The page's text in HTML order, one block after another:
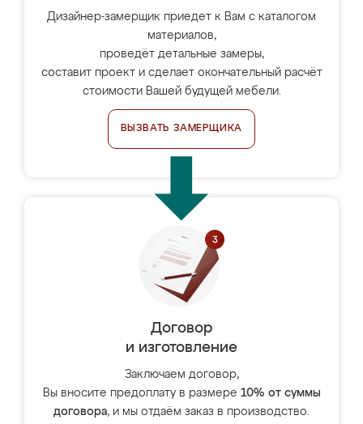
Дизайнер-замерщик приедет к Вам с каталогом
материалов,
проведёт детальные замеры,
составит проект и сделает окончательный расчёт
стоимости Вашей будущей мебели.
ВЫЗВАТЬ ЗАМЕРЩИКА
Договор
и изготовление
Заключаем договор,
Вы вносите предоплату в размере 10% от суммы
договора, и мы отдаём заказ в производство.